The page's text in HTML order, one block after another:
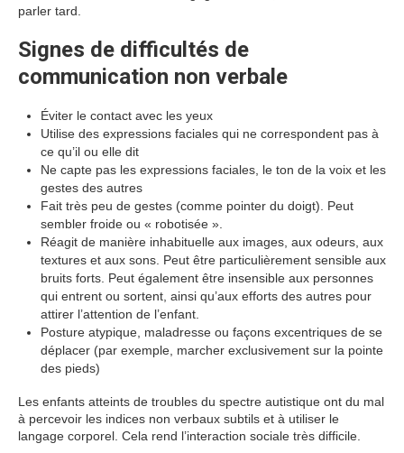
parler tard.
Signes de difficultés de
communication non verbale
Éviter le contact avec les yeux
Utilise des expressions faciales qui ne correspondent pas à
ce qu’il ou elle dit
Ne capte pas les expressions faciales, le ton de la voix et les
gestes des autres
Fait très peu de gestes (comme pointer du doigt). Peut
sembler froide ou « robotisée ».
Réagit de manière inhabituelle aux images, aux odeurs, aux
textures et aux sons. Peut être particulièrement sensible aux
bruits forts. Peut également être insensible aux personnes
qui entrent ou sortent, ainsi qu’aux efforts des autres pour
attirer l’attention de l’enfant.
Posture atypique, maladresse ou façons excentriques de se
déplacer (par exemple, marcher exclusivement sur la pointe
des pieds)
Les enfants atteints de troubles du spectre autistique ont du mal
à percevoir les indices non verbaux subtils et à utiliser le
langage corporel. Cela rend l’interaction sociale très difficile.